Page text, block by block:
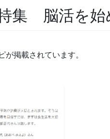
集 脳活を始
が掲載されています。